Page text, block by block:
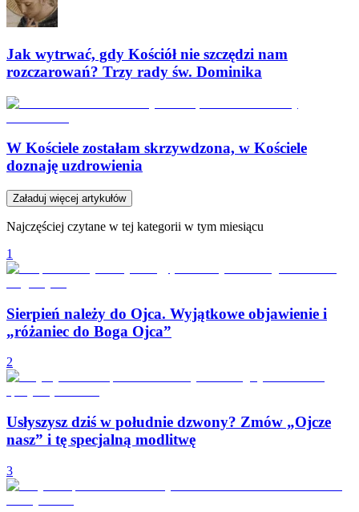
Jak wytrwać, gdy Kościół nie szczędzi nam
rozczarowań? Trzy rady św. Dominika
W Kościele zostałam skrzywdzona, w Kościele
doznaję uzdrowienia
Załaduj więcej artykułów
Najczęściej czytane w tej kategorii w tym miesiącu
1
Sierpień należy do Ojca. Wyjątkowe objawienie i
„różaniec do Boga Ojca”
2
Usłyszysz dziś w południe dzwony? Zmów „Ojcze
nasz” i tę specjalną modlitwę
3